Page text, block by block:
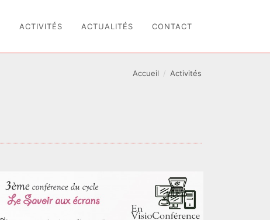
ACTIVITÉS ACTUALITÉS CONTACT
Accueil Activités